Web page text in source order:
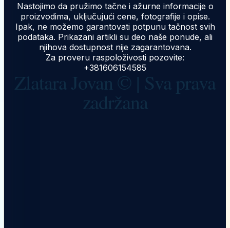
Nastojimo da pružimo tačne i ažurne informacije o
proizvodima, uključujući cene, fotografije i opise.
Ipak, ne možemo garantovati potpunu tačnost svih
podataka. Prikazani artikli su deo naše ponude, ali
njihova dostupnost nije zagarantovana.
Za proveru raspoloživosti pozovite:
+381606154585
Zlatara Jovan © | Sva prava
zadržana